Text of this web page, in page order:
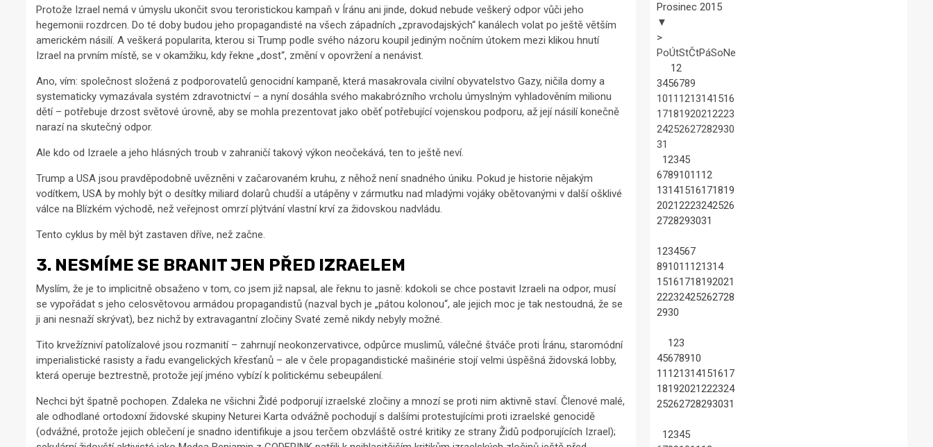
Protože Izrael nemá v úmyslu ukončit svou teroristickou kampaň v Íránu ani jinde, dokud nebude veškerý odpor vůči jeho
hegemonii rozdrcen. Do té doby budou jeho propagandisté ​​na všech západních „zpravodajských“ kanálech volat po ještě větším
americkém násilí. A veškerá popularita, kterou si Trump podle svého názoru koupil jediným nočním útokem mezi klikou hnutí
Izrael na prvním místě, se v okamžiku, kdy řekne „dost“, změní v opovržení a nenávist.
Ano, vím: společnost složená z podporovatelů genocidní kampaně, která masakrovala civilní obyvatelstvo Gazy, ničila domy a
systematicky vymazávala systém zdravotnictví – a nyní dosáhla svého makabrózního vrcholu úmyslným vyhladověním milionu
dětí – potřebuje drzost světové úrovně, aby se mohla prezentovat jako oběť potřebující vojenskou podporu, až její násilí konečně
narazí na skutečný odpor.
Ale kdo od Izraele a jeho hlásných troub v zahraničí takový výkon neočekává, ten to ještě neví.
Trump a USA jsou pravděpodobně uvězněni v začarovaném kruhu, z něhož není snadného úniku. Pokud je historie nějakým
vodítkem, USA by mohly být o desítky miliard dolarů chudší a utápěny v zármutku nad mladými vojáky obětovanými v další ošklivé
válce na Blízkém východě, než veřejnost omrzí plýtvání vlastní krví za židovskou nadvládu.
Tento cyklus by měl být zastaven dříve, než začne.
3. NESMÍME SE BRANIT JEN PŘED IZRAELEM
Myslím, že je to implicitně obsaženo v tom, co jsem již napsal, ale řeknu to jasně: kdokoli se chce postavit Izraeli na odpor, musí
se vypořádat s jeho celosvětovou armádou propagandistů (nazval bych je „pátou kolonou“, ale jejich moc je tak nestoudná, že se
ji ani nesnaží skrývat), bez nichž by extravagantní zločiny Svaté země nikdy nebyly možné.
Tito krvežízniví patolízalové jsou rozmanití – zahrnují neokonzervativce, odpůrce muslimů, válečné štváče proti Íránu, staromódní
imperialistické rasisty a řadu evangelických křesťanů – ale v čele propagandistické mašinérie stojí velmi úspěšná židovská lobby,
která operuje beztrestně, protože její jméno vybízí k politickému sebeupálení.
Nechci být špatně pochopen. Zdaleka ne všichni Židé podporují izraelské zločiny a mnozí se proti nim aktivně staví. Členové malé,
ale odhodlané ortodoxní židovské skupiny Neturei Karta odvážně pochodují s dalšími protestujícími proti izraelské genocidě
(odvážné, protože jejich oblečení je snadno identifikuje a jsou terčem obzvláště ostré kritiky ze strany Židů podporujících Izrael);
Prosinec 2015
▼
>
PoÚtStČtPáSoNe
12
3456789
1011 1213141516
17181920212223
24252627282930
31
12345
67891011 12
13141516171819
20212223242526
2728293031
1234567
891011 121314
15161718192021
22232425262728
2930
123
45678910
11 121314151617
18192021222324
25262728293031
12345